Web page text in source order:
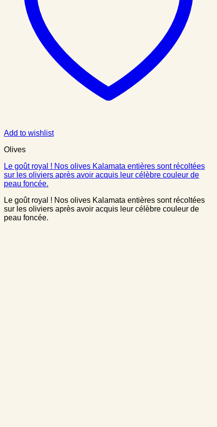
Add to wishlist
Olives
Le goût royal ! Nos olives Kalamata entières sont récoltées
sur les oliviers après avoir acquis leur célèbre couleur de
peau foncée.
Le goût royal ! Nos olives Kalamata entières sont récoltées
sur les oliviers après avoir acquis leur célèbre couleur de
peau foncée.